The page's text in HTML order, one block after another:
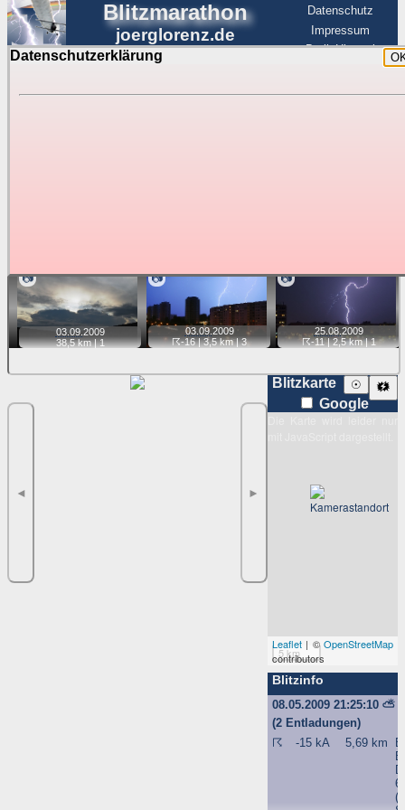
Datenschutzerklärung
Blitzmarathon
joerglorenz.de
Datenschutz
Impressum
BerlinHimmel
Blitzmarathon
Luftfahrt
📷
03.09. 2009
38,5 km |1
📷
03.09. 2009
☈-16| 3,5 km |3
📷
25.08. 2009
☈-11| 2,5 km |1
◄ ►
Blitzkarte 🗱
☉
Google
5 km
Leaflet | ©OpenStreetMap
contributors
Blitzinfo
08.05.2009 21:25:10⛅
(2 Entladungen)
☈
-15 kA 5,69 km